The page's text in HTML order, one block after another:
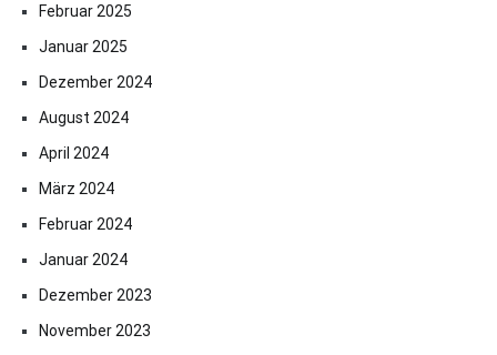
Februar 2025
Januar 2025
Dezember 2024
August 2024
April 2024
März 2024
Februar 2024
Januar 2024
Dezember 2023
November 2023